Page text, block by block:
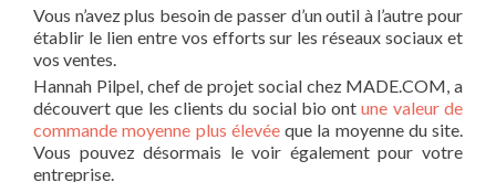
Vous n’avez plus besoin de passer d’un outil à l’autre pour
établir le lien entre vos efforts sur les réseaux sociaux et
vos ventes.
Hannah Pilpel, chef de projet social chez MADE.COM, a
découvert que les clients du social bio ontune valeur de
commande moyenne plus élevéeque la moyenne du site.
Vous pouvez désormais le voir également pour votre
entreprise.